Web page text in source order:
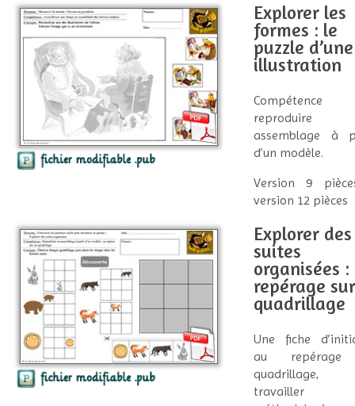
Explorer les
formes : le
puzzle d’une
illustration
reproduire
assemblage à
d’un modèle.
Version 9
version 12 pièces
Explorer des
suites
organisées :
repérage sur
quadrillage
Une fiche
au repérage
quadrillage,